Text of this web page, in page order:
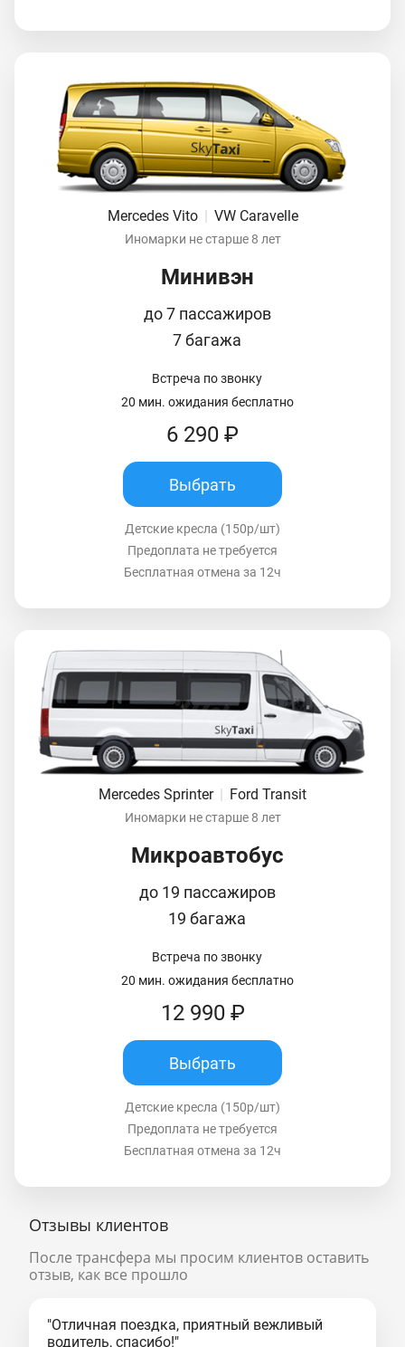
Mercedes Vito VW Caravelle
Иномарки не старше 8 лет
Минивэн
до 7 пассажиров
7 багажа
Встреча по звонку
20 мин. ожидания бесплатно
6 290 ₽
Выбрать
Детские кресла (150р/шт)
Предоплата не требуется
Бесплатная отмена за 12ч
Mercedes Sprinter | Ford Transit
Иномарки не старше 8 лет
Микроавтобус
до 19 пассажиров
19 багажа
Встреча по звонку
20 мин. ожидания бесплатно
12 990 ₽
Выбрать
Детские кресла (150р/шт)
Предоплата не требуется
Бесплатная отмена за 12ч
Отзывы клиентов
После трансфера мы просим клиентов оставить
отзыв, как все прошло
"Отличная поездка, приятный вежливый
водитель, спасибо!"